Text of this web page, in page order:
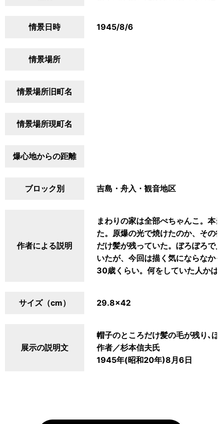
情景日時 1945/8/6
情景場所
情景場所旧町名
情景場所現町名
爆心地からの距離
ブロック別 吉島・舟入・観音地区
作者による説明
まわりの家は全部ぺちゃんこ。本
た。原爆の光で焼けたのか、その
だけ髪が残っていた。ぼろぼろで
いたが、今回は描く気にならなか
30歳くらい。何をしていた人かは
サイズ（cm） 29.8×42
展示の説明文
帽子のところだけ髪の毛が残り､
作者／杉本信夫氏
1945年(昭和20年)8月6日